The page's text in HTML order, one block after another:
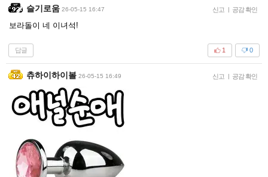
슬기로움 26-05-15 16:47 신고 | 공감 확인
보라돌이 네 이녀석!
답글 0
1
츄하이하이볼 26-05-15 16:49 신고 | 공감 확인